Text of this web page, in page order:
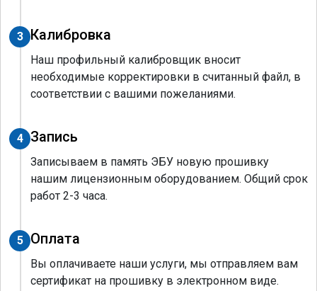
3 Калибровка
Наш профильный калибровщик вносит
необходимые корректировки в считанный файл, в
соответствии с вашими пожеланиями.
4 Запись
Записываем в память ЭБУ новую прошивку
нашим лицензионным оборудованием. Общий срок
работ 2-3 часа.
5 Оплата
Вы оплачиваете наши услуги, мы отправляем вам
сертификат на прошивку в электронном виде.